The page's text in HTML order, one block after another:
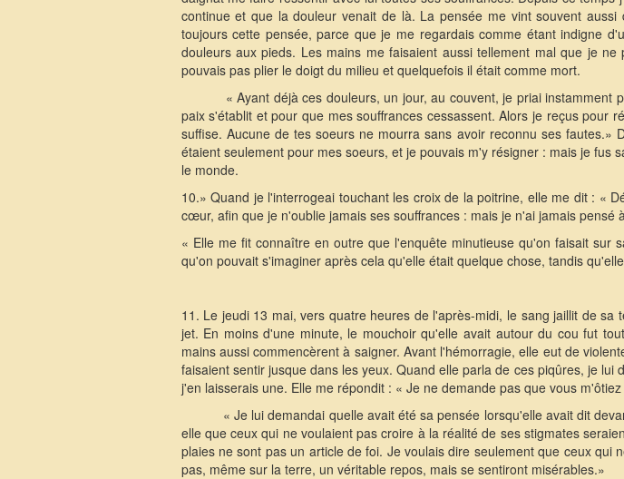
continue et que la douleur venait de là. La pensée me vint souvent
toujours cette pensée, parce que je me regardais comme étant indigne
douleurs aux pieds. Les mains me faisaient aussi tellement mal que je
pouvais pas plier le doigt du milieu et quelquefois il était comme mort.
« Ayant déjà ces douleurs, un jour, au couvent, je priai
paix s'établit et pour que mes souffrances cessassent. Alors je reçus pour
suffise. Aucune de tes soeurs ne mourra sans avoir reconnu ses
étaient seulement pour mes soeurs, et je pouvais m'y résigner : mais je
le monde.
10.» Quand je l'interrogeai touchant les croix de la poitrine, elle me dit : «
cœur, afin que je n'oublie jamais ses souffrances : mais je n'ai jamais pensé
« Elle me fit connaître en outre que l'enquête minutieuse qu'on faisait
qu'on pouvait s'imaginer après cela qu'elle était quelque chose, tandis
11. Le jeudi 13 mai, vers quatre heures de l'après-midi, le sang jaillit de
jet. En moins d'une minute, le mouchoir qu'elle avait autour du cou fut
mains aussi commencèrent à saigner. Avant l'hémorragie, elle eut de
faisaient sentir jusque dans les yeux. Quand elle parla de ces piqûres, je
j'en laisserais une. Elle me répondit : « Je ne demande pas que vous
« Je lui demandai quelle avait été sa pensée lorsqu'elle avait dit
elle que ceux qui ne voulaient pas croire à la réalité de ses stigmates
plaies ne sont pas un article de foi. Je voulais dire seulement que ceux
pas, même sur la terre, un véritable repos, mais se sentiront misérables.»